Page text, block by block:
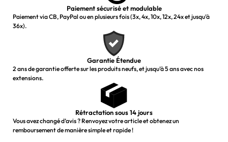
Paiement sécurisé et modulable
Paiement via CB, PayPal ou en plusieurs fois (3x, 4x, 10x, 12x, 24x et jusqu’à
36x).
Garantie Étendue
2 ans de garantie offerte sur les produits neufs, et jusqu’à 5 ans avec nos
extensions.
Rétractation sous 14 jours
Vous avez changé d’avis ? Renvoyez votre article et obtenez un
remboursement de manière simple et rapide !